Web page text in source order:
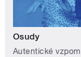
Osudy
Autentické